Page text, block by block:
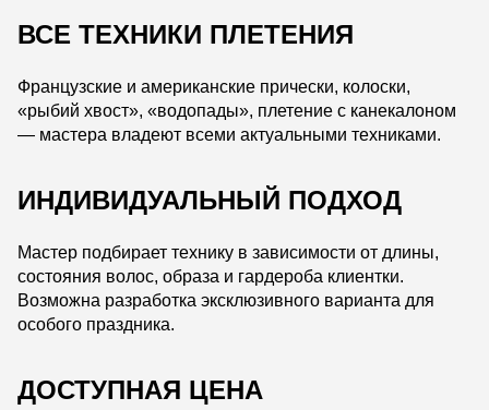
ВСЕ ТЕХНИКИ ПЛЕТЕНИЯ
Французские и американские прически, колоски,
«рыбий хвост», «водопады», плетение с канекалоном
— мастера владеют всеми актуальными техниками.
ИНДИВИДУАЛЬНЫЙ ПОДХОД
Мастер подбирает технику в зависимости от длины,
состояния волос, образа и гардероба клиентки.
Возможна разработка эксклюзивного варианта для
особого праздника.
ДОСТУПНАЯ ЦЕНА